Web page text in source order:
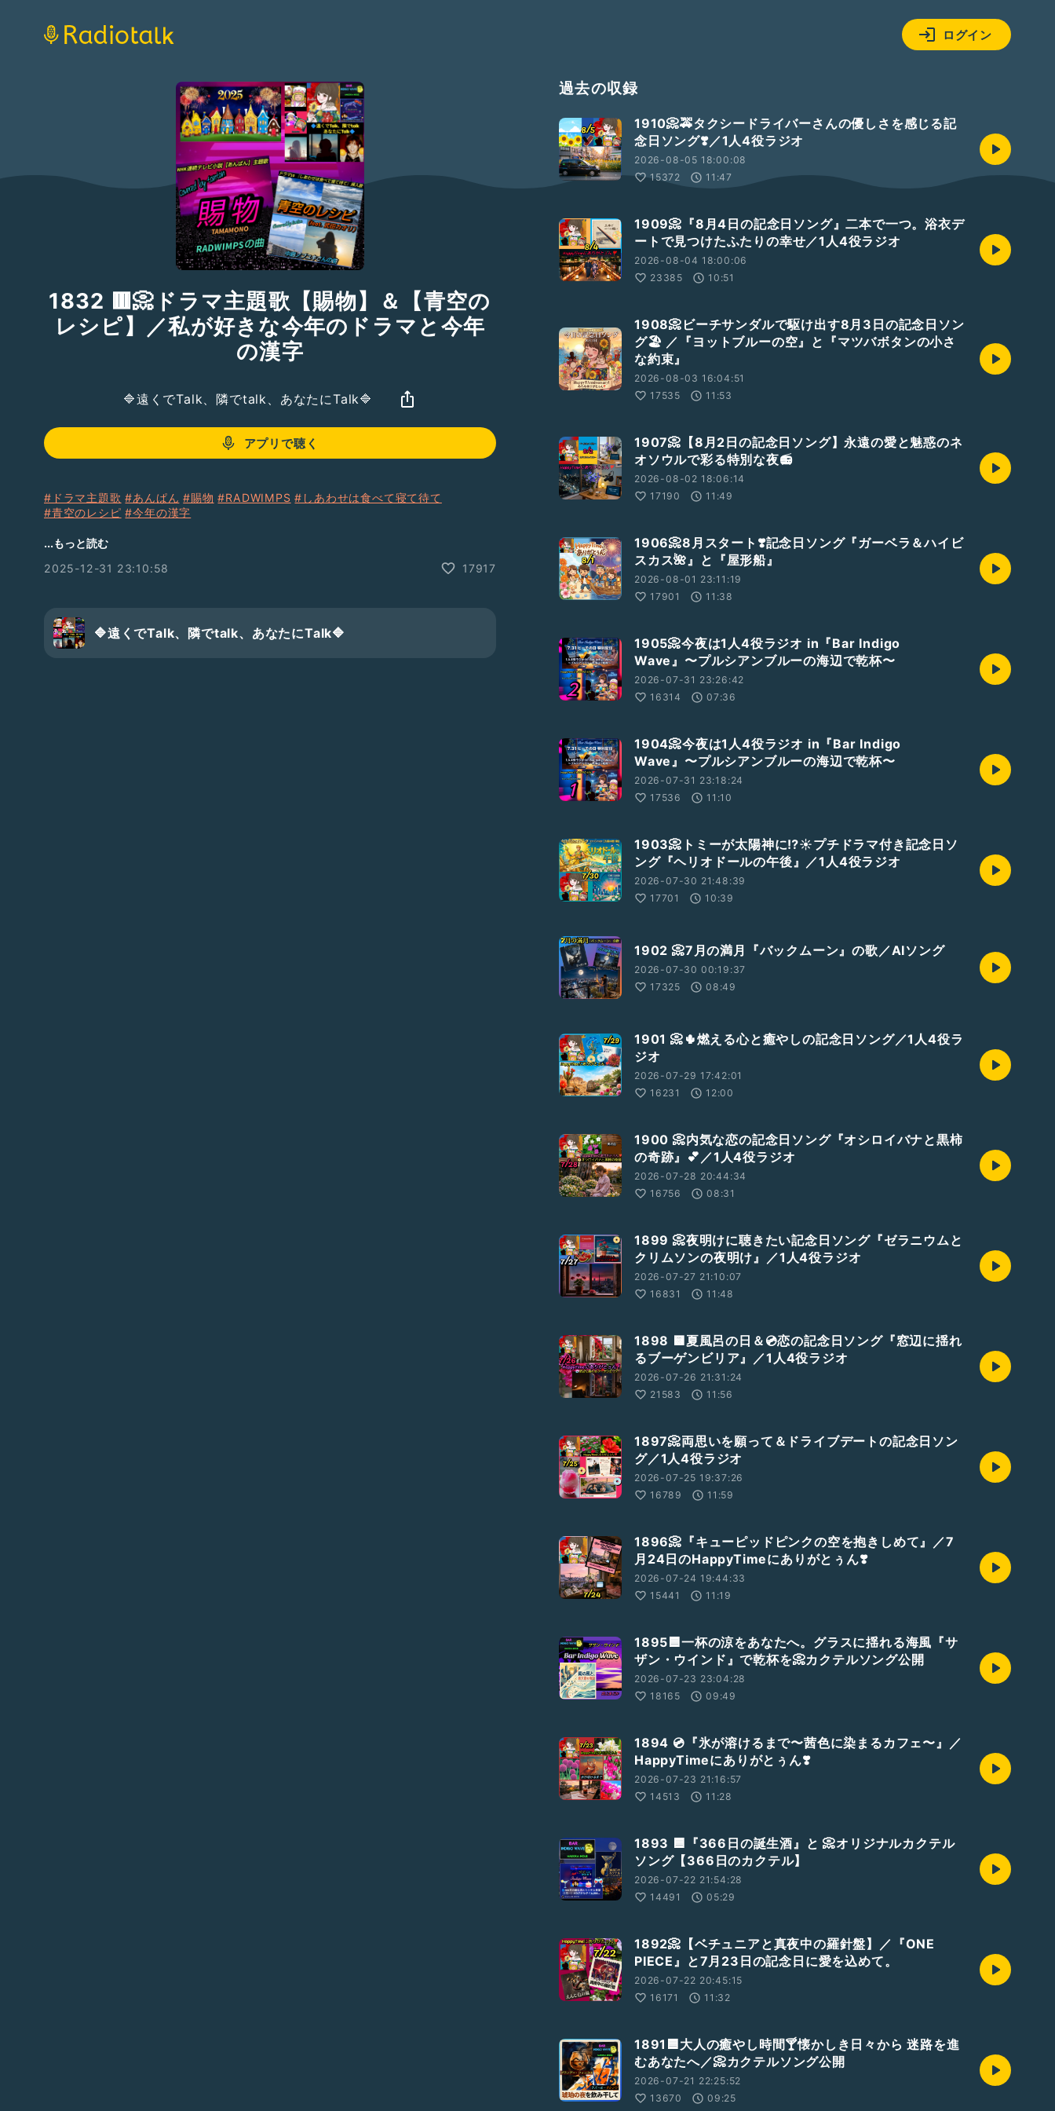
ログイン
1832 🟥📀ドラマ主題歌【賜物】＆【青空の
レシピ】／私が好きな今年のドラマと今年
の漢字
🔷遠くでTalk、隣でtalk、あなたにTalk🔷
アプリで聴く
#ドラマ主題歌 #あんぱん #賜物 #RADWIMPS #しあわせは食べて寝て待て
#青空のレシピ #今年の漢字
5:21 📀賜物
=========
Menu
...もっと読む
2025-12-31 23:10:58
17917
🔷遠くでTalk、隣でtalk、あなたにTalk🔷
過去の収録
1910📀🚕タクシードライバーさんの優しさを感じる記
念日ソング❣️／1人4役ラジオ
2026-08-05 18:00:08
15372
11:47
1909📀『8月4日の記念日ソング』二本で一つ。浴衣デ
ートで見つけたふたりの幸せ／1人4役ラジオ
2026-08-04 18:00:06
23385
10:51
1908📀ビーチサンダルで駆け出す8月3日の記念日ソン
グ🏖️ ／『ヨットブルーの空』と『マツバボタンの小さ
な約束』
2026-08-03 16:04:51
17535
11:53
1907📀【8月2日の記念日ソング】永遠の愛と魅惑のネ
オソウルで彩る特別な夜📻
2026-08-02 18:06:14
17190
11:49
1906📀8月スタート❣️記念日ソング『ガーベラ＆ハイビ
スカス🌺』と『屋形船』
2026-08-01 23:11:19
17901
11:38
1905📀今夜は1人4役ラジオ in『Bar Indigo
Wave』〜プルシアンブルーの海辺で乾杯〜
2026-07-31 23:26:42
16314
07:36
1904📀今夜は1人4役ラジオ in『Bar Indigo
Wave』〜プルシアンブルーの海辺で乾杯〜
2026-07-31 23:18:24
17536
11:10
1903📀トミーが太陽神に⁉️☀️プチドラマ付き記念日ソ
ング『ヘリオドールの午後』／1人4役ラジオ
2026-07-30 21:48:39
17701
10:39
1902 📀7月の満月『バックムーン』の歌／AIソング
2026-07-30 00:19:37
17325
08:49
1901 📀🌵燃える心と癒やしの記念日ソング／1人4役ラ
ジオ
2026-07-29 17:42:01
16231
12:00
1900 📀内気な恋の記念日ソング『オシロイバナと黒柿
の奇跡』💕／1人4役ラジオ
2026-07-28 20:44:34
16756
08:31
1899 📀夜明けに聴きたい記念日ソング『ゼラニウムと
クリムソンの夜明け』／1人4役ラジオ
2026-07-27 21:10:07
16831
11:48
1898 🟨夏風呂の日＆💿恋の記念日ソング『窓辺に揺れ
るブーゲンビリア』／1人4役ラジオ
2026-07-26 21:31:24
21583
11:56
1897📀両思いを願って＆ドライブデートの記念日ソン
グ／1人4役ラジオ
2026-07-25 19:37:26
16789
11:59
1896📀『キューピッドピンクの空を抱きしめて』／7
月24日のHappyTimeにありがとぅん❣️
2026-07-24 19:44:33
15441
11:19
1895🟦一杯の涼をあなたへ。グラスに揺れる海風『サ
ザン・ウインド』で乾杯を📀カクテルソング公開
2026-07-23 23:04:28
18165
09:49
1894 💿『氷が溶けるまで〜茜色に染まるカフェ〜』／
HappyTimeにありがとぅん❣️
2026-07-23 21:16:57
14513
11:28
1893 🟦『366日の誕生酒』と 📀オリジナルカクテル
ソング【366日のカクテル】
2026-07-22 21:54:28
14491
05:29
1892📀【ベチュニアと真夜中の羅針盤】／『ONE
PIECE』と7月23日の記念日に愛を込めて。
2026-07-22 20:45:15
16171
11:32
1891🟦大人の癒やし時間🍸懐かしき日々から 迷路を進
むあなたへ／📀カクテルソング公開
2026-07-21 22:25:52
13670
09:25